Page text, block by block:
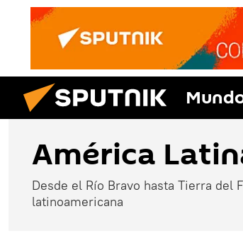
América
Desde el Río Bravo hasta Tierra del
latinoamericana